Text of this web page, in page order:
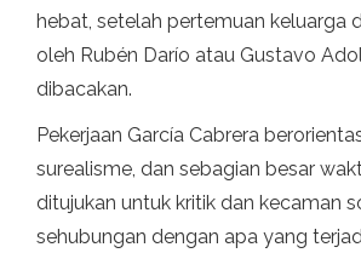
hebat, setelah pertemuan keluarga
oleh Rubén Darío atau Gustavo
dibacakan.
Pekerjaan García Cabrera
surealisme, dan sebagian besar
ditujukan untuk kritik dan kecaman
sehubungan dengan apa yang